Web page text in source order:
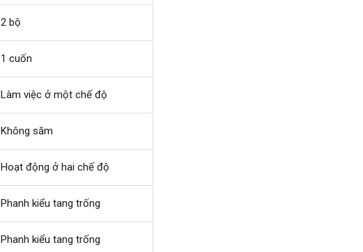
2 bộ
1 cuốn
Làm việc ở một chế độ
Không săm
Hoạt động ở hai chế độ
Phanh kiểu tang trống
Phanh kiểu tang trống